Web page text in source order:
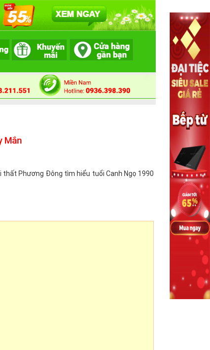
Mắn
Phương Đông tìm hiểu tuổi Canh Ngọ 1990